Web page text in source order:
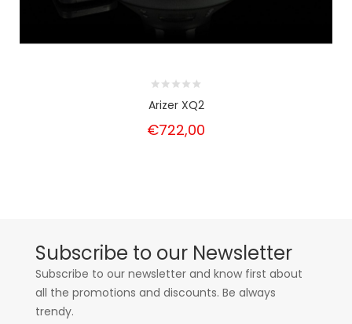
Arizer XQ2
€722,00
Subscribe to our Newsletter
Subscribe to our newsletter and know first about
all the promotions and discounts. Be always
trendy.